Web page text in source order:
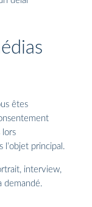
êtes
lors
l’objet principal.
interview,
demandé.